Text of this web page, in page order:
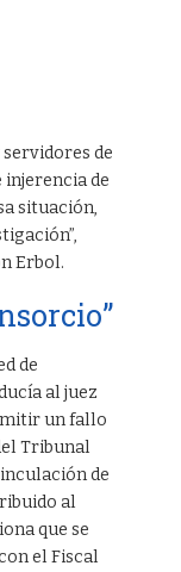
de
de
situación,
Erbol.
de
al juez
un fallo
Tribunal
de
al
que se
el Fiscal